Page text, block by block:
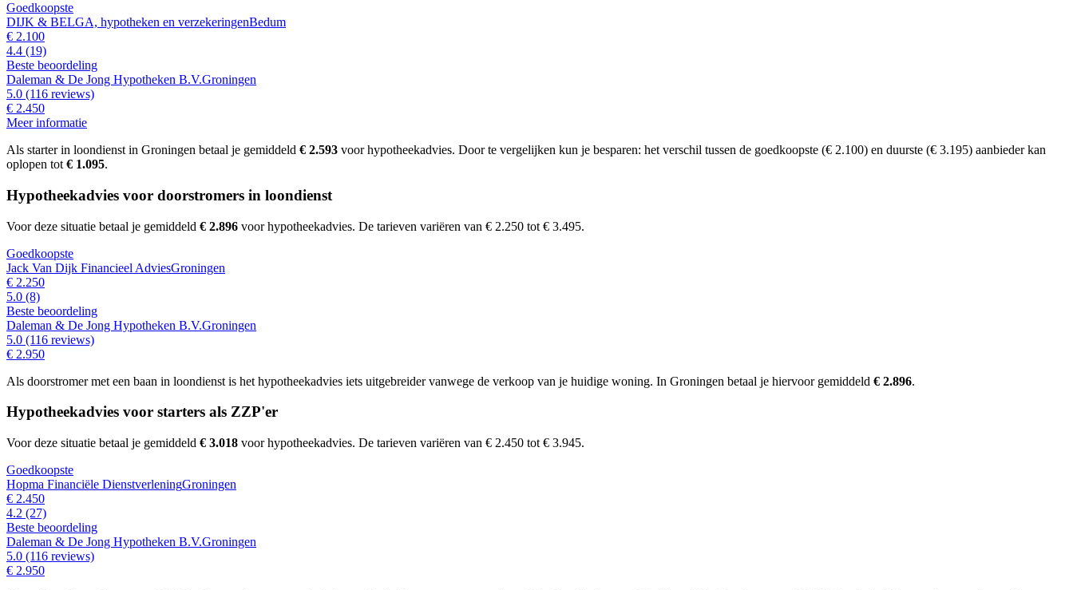
Goedkoopste
DIJK & BELGA, hypotheken en verzekeringenBedum
€ 2.100
4.4 (19)
Beste beoordeling
Daleman & De Jong Hypotheken B.V.Groningen
5.0 (116 reviews)
€ 2.450
Meer informatie
Als starter in loondienst in Groningen betaal je gemiddeld € 2.593 voor hypotheekadvies. Door te vergelijken kun je besparen: het verschil tussen de goedkoopste (€ 2.100) en duurste (€ 3.195) aanbieder kan
oplopen tot € 1.095.
Hypotheekadvies voor doorstromers in loondienst
Voor deze situatie betaal je gemiddeld € 2.896 voor hypotheekadvies. De tarieven variëren van € 2.250 tot € 3.495.
Goedkoopste
Jack Van Dijk Financieel AdviesGroningen
€ 2.250
5.0 (8)
Beste beoordeling
Daleman & De Jong Hypotheken B.V.Groningen
5.0 (116 reviews)
€ 2.950
Als doorstromer met een baan in loondienst is het hypotheekadvies iets uitgebreider vanwege de verkoop van je huidige woning. In Groningen betaal je hiervoor gemiddeld € 2.896.
Hypotheekadvies voor starters als ZZP'er
Voor deze situatie betaal je gemiddeld € 3.018 voor hypotheekadvies. De tarieven variëren van € 2.450 tot € 3.945.
Goedkoopste
Hopma Financiële DienstverleningGroningen
€ 2.450
4.2 (27)
Beste beoordeling
Daleman & De Jong Hypotheken B.V.Groningen
5.0 (116 reviews)
€ 2.950